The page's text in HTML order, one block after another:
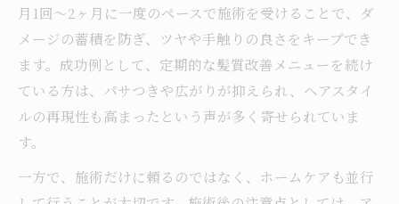
月1回～2ヶ月に一度のペースで施術を受けることで、ダ
メージの蓄積を防ぎ、ツヤや手触りの良さをキープでき
ます。成功例として、定期的な髪質改善メニューを続け
ている方は、パサつきや広がりが抑えられ、ヘアスタイ
ルの再現性も高まったという声が多く寄せられていま
す。
一方で、施術だけに頼るのではなく、ホームケアも並行